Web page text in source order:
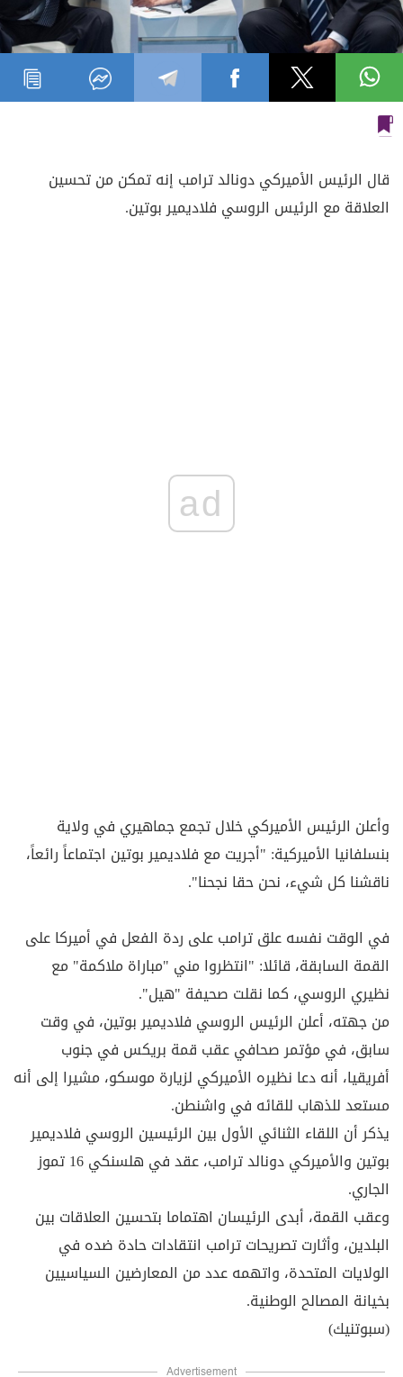
قال الرئيس الأميركي دونالد ترامب إنه تمكن من تحسين
العلاقة مع الرئيس الروسي فلاديمير بوتين.
ad
وأعلن الرئيس الأميركي خلال تجمع جماهيري في ولاية
بنسلفانيا الأميركية: "أجريت مع فلاديمير بوتين اجتماعاً رائعاً،
ناقشنا كل شيء، نحن حقا نجحنا".
في الوقت نفسه علق ترامب على ردة الفعل في أميركا على
القمة السابقة، قائلا: "انتظروا مني "مباراة ملاكمة" مع
نظيري الروسي، كما نقلت صحيفة "هيل".
من جهته، أعلن الرئيس الروسي فلاديمير بوتين، في وقت
سابق، في مؤتمر صحافي عقب قمة بريكس في جنوب
أفريقيا، أنه دعا نظيره الأميركي لزيارة موسكو، مشيرا إلى أنه
مستعد للذهاب للقائه في واشنطن.
يذكر أن اللقاء الثنائي الأول بين الرئيسين الروسي فلاديمير
بوتين والأميركي دونالد ترامب، عقد في هلسنكي 16 تموز
الجاري.
وعقب القمة، أبدى الرئيسان اهتماما بتحسين العلاقات بين
البلدين، وأثارت تصريحات ترامب انتقادات حادة ضده في
الولايات المتحدة، واتهمه عدد من المعارضين السياسيين
بخيانة المصالح الوطنية.
(سبوتنيك)
Advertisement